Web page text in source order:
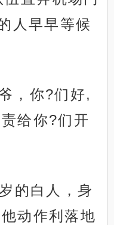
人早早等候
，你?们好,
给你?们开
的白人，身
动作利落地